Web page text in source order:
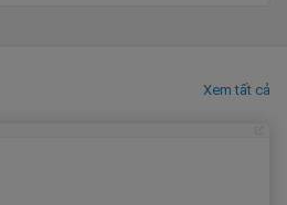
Xem tất cả